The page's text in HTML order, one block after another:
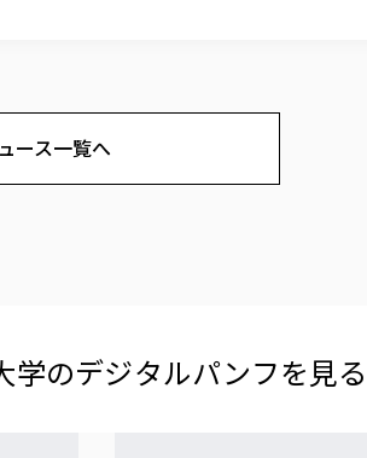
ース一覧へ
学の​デジタルパンフを​見る​